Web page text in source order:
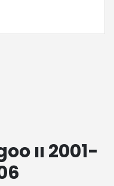
ıı 2001-